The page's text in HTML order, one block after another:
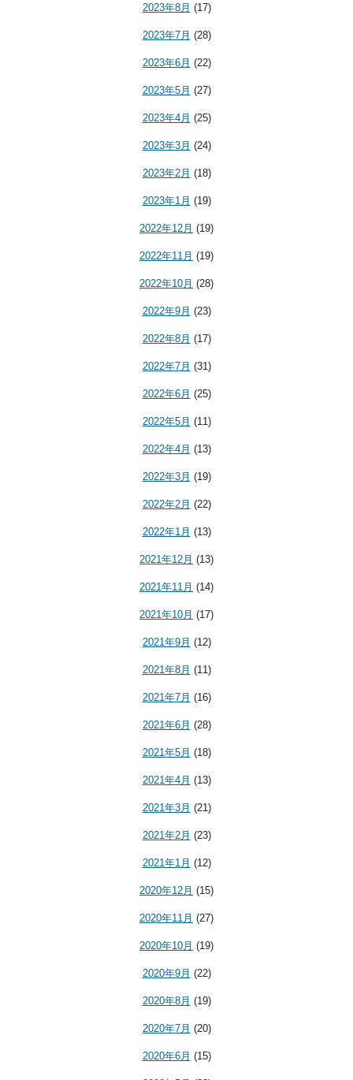
2023年8月 (17)
2023年7月 (28)
2023年6月 (22)
2023年5月 (27)
2023年4月 (25)
2023年3月 (24)
2023年2月 (18)
2023年1月 (19)
2022年12月 (19)
2022年11月 (19)
2022年10月 (28)
2022年9月 (23)
2022年8月 (17)
2022年7月 (31)
2022年6月 (25)
2022年5月 (11)
2022年4月 (13)
2022年3月 (19)
2022年2月 (22)
2022年1月 (13)
2021年12月 (13)
2021年11月 (14)
2021年10月 (17)
2021年9月 (12)
2021年8月 (11)
2021年7月 (16)
2021年6月 (28)
2021年5月 (18)
2021年4月 (13)
2021年3月 (21)
2021年2月 (23)
2021年1月 (12)
2020年12月 (15)
2020年11月 (27)
2020年10月 (19)
2020年9月 (22)
2020年8月 (19)
2020年7月 (20)
2020年6月 (15)